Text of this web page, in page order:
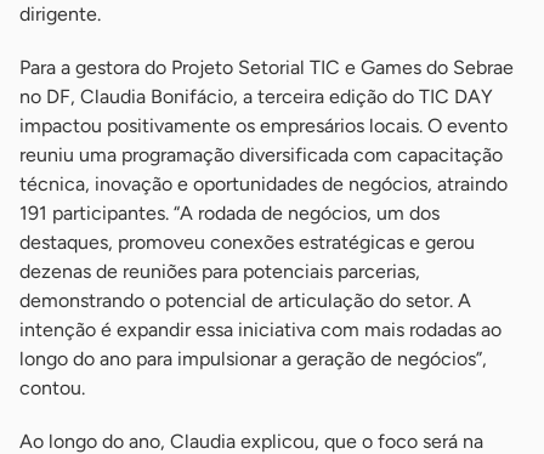
dirigente.
Para a gestora do Projeto Setorial TIC e Games do Sebrae
no DF, Claudia Bonifácio, a terceira edição do TIC DAY
impactou positivamente os empresários locais. O evento
reuniu uma programação diversificada com capacitação
técnica, inovação e oportunidades de negócios, atraindo
191 participantes. “A rodada de negócios, um dos
destaques, promoveu conexões estratégicas e gerou
dezenas de reuniões para potenciais parcerias,
demonstrando o potencial de articulação do setor. A
intenção é expandir essa iniciativa com mais rodadas ao
longo do ano para impulsionar a geração de negócios”,
contou.
Ao longo do ano, Claudia explicou, que o foco será na